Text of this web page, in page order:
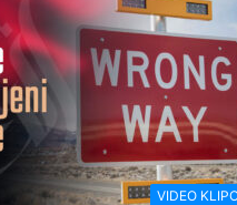
VIDEO